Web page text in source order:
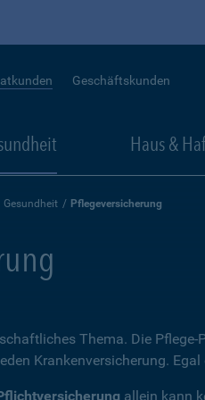
Geschäftskunden
Haus &
Gesundheit Pflegeversicherung
Thema. Die
Krankenversicherung.
allein kann